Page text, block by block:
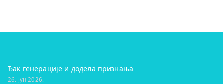
Ђак генерације и додела признања
26. јун 2026.